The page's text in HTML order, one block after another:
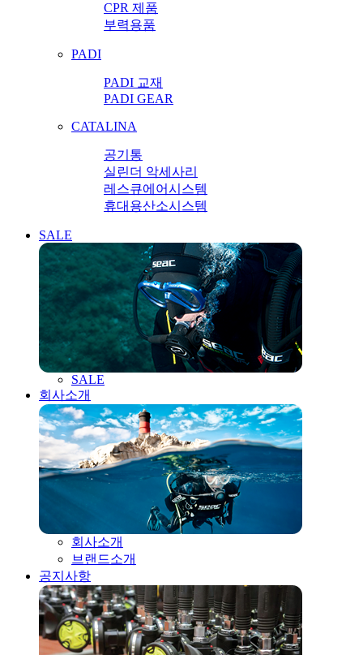
CPR 제품
부력용품
PADI
PADI 교재
PADI GEAR
CATALINA
공기통
실린더 악세사리
레스큐에어시스템
휴대용산소시스템
SALE
SALE
회사소개
회사소개
브랜드소개
공지사항